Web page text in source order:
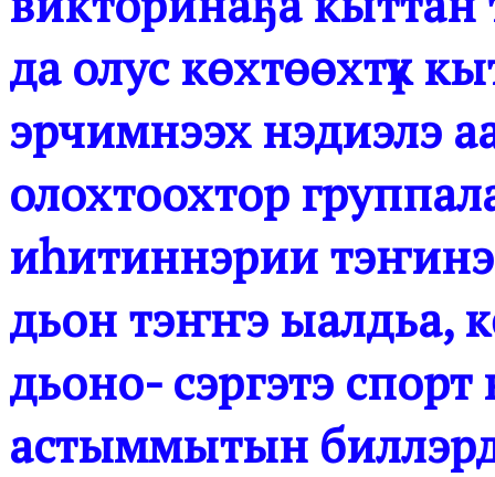
да олус көхтөөхтүк
эрчимнээх нэдиэлэ
олохтоохтор
иһитиннэрии
дьон тэҥҥэ ыалдьа,
дьоно- сэргэтэ
астыммытын